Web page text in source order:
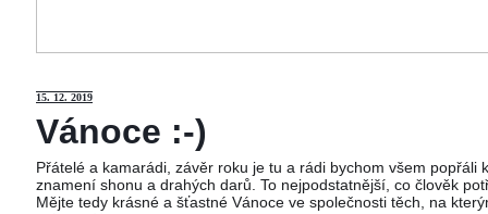
15. 12. 2019
Vánoce :-)
Přátelé a kamarádi, závěr roku je tu a rádi bychom všem
znamení shonu a drahých darů. To nejpodstatnější, co člověk
Mějte tedy krásné a šťastné Vánoce ve společnosti těch, na